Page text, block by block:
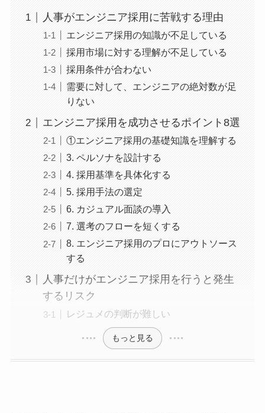
人事がエンジニア採用に苦戦する理由
エンジニア採用の知識が不足している
採用市場に対する理解が不足している
採用条件が合わない
需要に対して、エンジニアの絶対数が足
りない
エンジニア採用を成功させるポイント8選
①エンジニア採用の基礎知識を理解する
3. ペルソナを設計する
4. 採用基準を具体化する
5. 採用手法の選定
6. カジュアル面談の導入
7. 選考のフローを短くする
8. エンジニア採用のプロにアウトソース
する
人事だけがエンジニア採用を行うと発生
するリスク
レジュメの判断が難しい
もっと見る